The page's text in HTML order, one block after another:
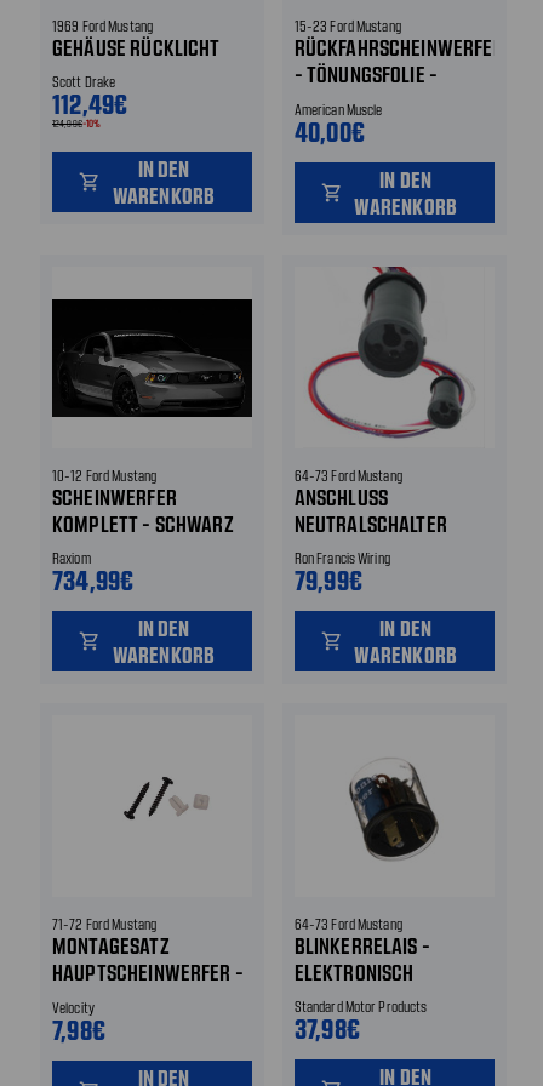
1969 Ford Mustang
GEHÄUSE RÜCKLICHT
Scott Drake
112,49€
124,99€-10%
shopping_cart
IN DEN
WARENKORB
15-23 Ford Mustang
RÜCKFAHRSCHEINWERFER
- TÖNUNGSFOLIE -
SCHWARZ
American Muscle
40,00€
shopping_cart
IN DEN
WARENKORB
10-12 Ford Mustang
SCHEINWERFER
KOMPLETT - SCHWARZ
Raxiom
734,99€
shopping_cart
IN DEN
WARENKORB
64-73 Ford Mustang
ANSCHLUSS
NEUTRALSCHALTER
Ron Francis Wiring
79,99€
shopping_cart
IN DEN
WARENKORB
71-72 Ford Mustang
MONTAGESATZ
HAUPTSCHEINWERFER -
ZIERRING
Velocity
7,98€
IN DEN
64-73 Ford Mustang
BLINKERRELAIS -
ELEKTRONISCH
Standard Motor Products
37,98€
IN DEN